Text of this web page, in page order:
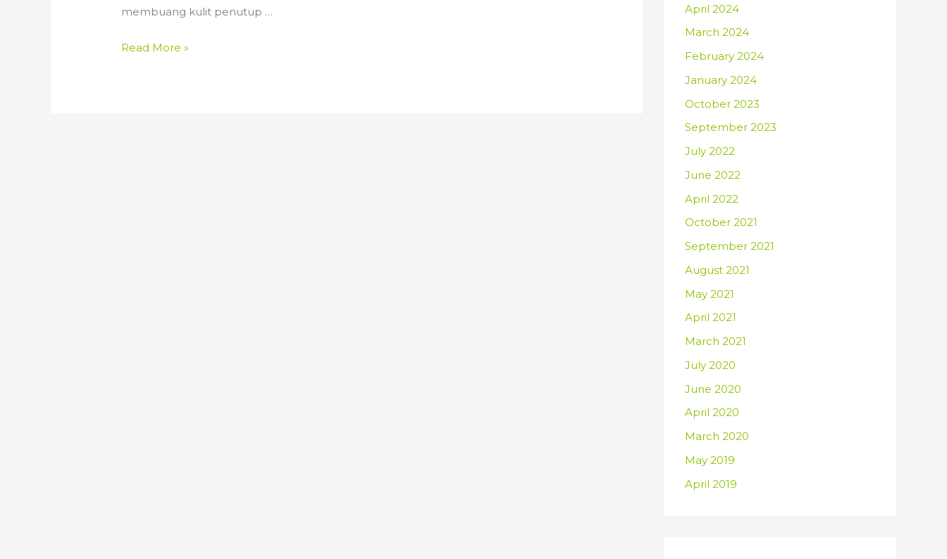
membuang kulit penutup …
081.565.29661
Read More »
April 2024
March 2024
February 2024
January 2024
October 2023
September 2023
July 2022
June 2022
April 2022
October 2021
September 2021
August 2021
May 2021
April 2021
March 2021
July 2020
June 2020
April 2020
March 2020
May 2019
April 2019